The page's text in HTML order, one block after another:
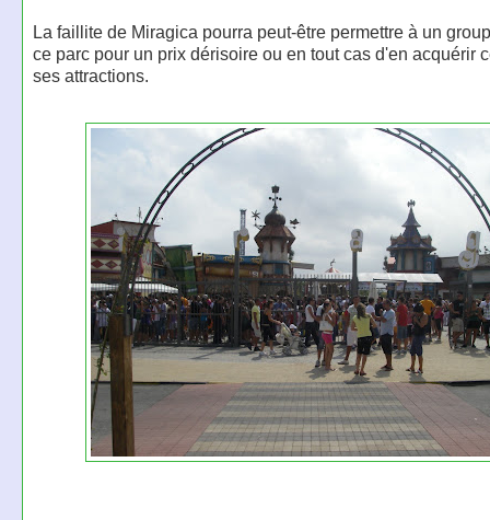
La faillite de Miragica pourra peut-être permettre à un
ce parc pour un prix dérisoire ou en tout cas d'en acquérir
ses attractions.